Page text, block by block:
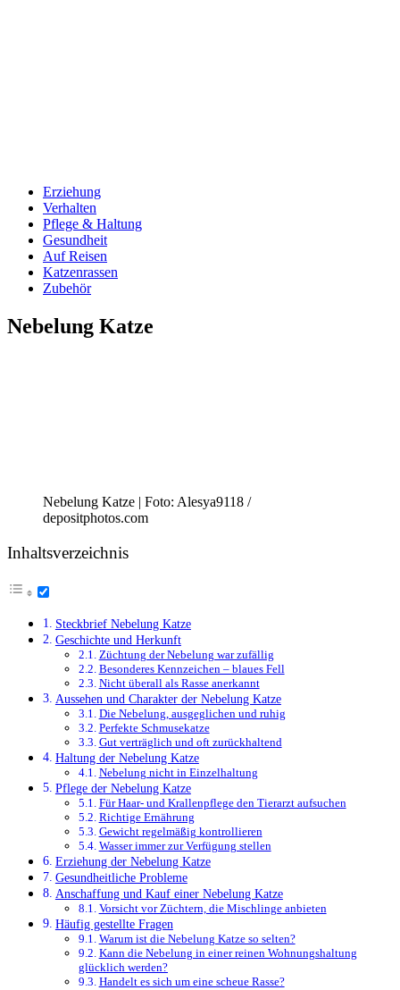
Erziehung
Verhalten
Pflege & Haltung
Gesundheit
Auf Reisen
Katzenrassen
Zubehör
Nebelung Katze
Nebelung Katze | Foto: Alesya9118 /
depositphotos.com
Inhaltsverzeichnis
Steckbrief Nebelung Katze
Geschichte und Herkunft
Züchtung der Nebelung war zufällig
Besonderes Kennzeichen – blaues Fell
Nicht überall als Rasse anerkannt
Aussehen und Charakter der Nebelung Katze
Die Nebelung, ausgeglichen und ruhig
Perfekte Schmusekatze
Gut verträglich und oft zurückhaltend
Haltung der Nebelung Katze
Nebelung nicht in Einzelhaltung
Pflege der Nebelung Katze
Für Haar- und Krallenpflege den Tierarzt aufsuchen
Richtige Ernährung
Gewicht regelmäßig kontrollieren
Wasser immer zur Verfügung stellen
Erziehung der Nebelung Katze
Gesundheitliche Probleme
Anschaffung und Kauf einer Nebelung Katze
Vorsicht vor Züchtern, die Mischlinge anbieten
Häufig gestellte Fragen
Warum ist die Nebelung Katze so selten?
Kann die Nebelung in einer reinen Wohnungshaltung
glücklich werden?
Handelt es sich um eine scheue Rasse?